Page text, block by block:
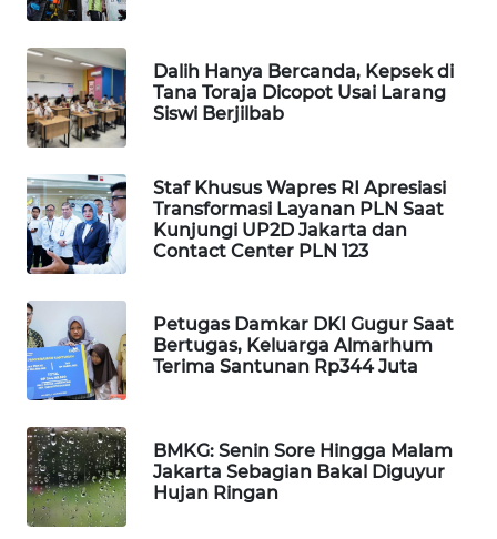
Dalih Hanya Bercanda, Kepsek di
Tana Toraja Dicopot Usai Larang
Siswi Berjilbab
Staf Khusus Wapres RI Apresiasi
Transformasi Layanan PLN Saat
Kunjungi UP2D Jakarta dan
Contact Center PLN 123
Petugas Damkar DKI Gugur Saat
Bertugas, Keluarga Almarhum
Terima Santunan Rp344 Juta
BMKG: Senin Sore Hingga Malam
Jakarta Sebagian Bakal Diguyur
Hujan Ringan
WAHANANEWS
ID
WAHANANEWS
CO ID
WAHANANEWS
NET
WAHANA
SPORT
WAHANA
UMKM
WAHANA
SELEB
WAHANA